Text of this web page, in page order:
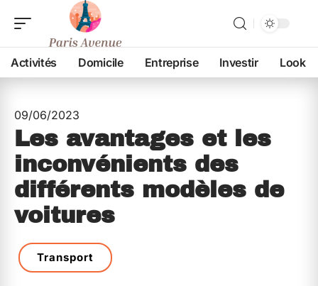
Activités Domicile Entreprise Investir Look
09/06/2023
Les avantages et les
inconvénients des
différents modèles de
voitures
Transport